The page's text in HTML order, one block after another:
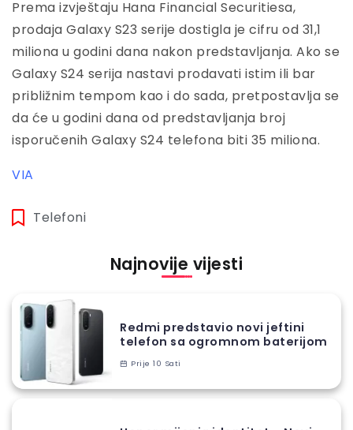
Prema izvještaju Hana Financial Securitiesa,
prodaja Galaxy S23 serije dostigla je cifru od 31,1
miliona u godini dana nakon predstavljanja. Ako se
Galaxy S24 serija nastavi prodavati istim ili bar
približnim tempom kao i do sada, pretpostavlja se
da će u godini dana od predstavljanja broj
isporučenih Galaxy S24 telefona biti 35 miliona.
VIA
Telefoni
Najnovije vijesti
Redmi predstavio novi jeftini
telefon sa ogromnom baterijom
Prije 10 Sati